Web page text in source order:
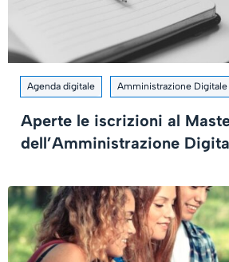
Agenda digitale Amministrazione Digitale
Aperte le iscrizioni al
dell’Amministrazione